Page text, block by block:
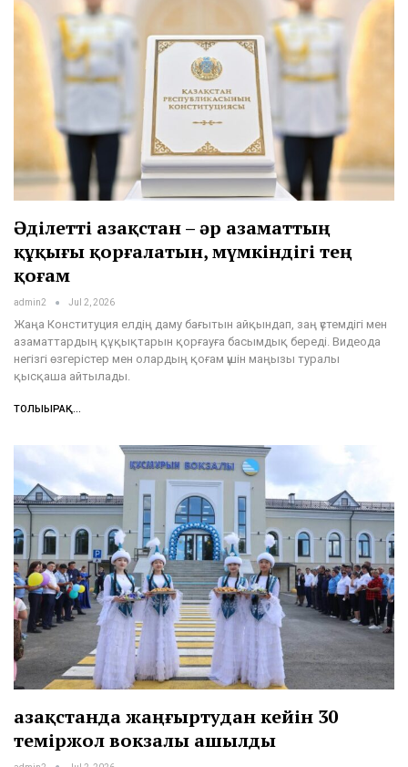
Әділетті Қазақстан – әр азаматтың
құқығы қорғалатын, мүмкіндігі тең
қоғам
admin2 Jul 2, 2026
Жаңа Конституция елдің даму бағытын айқындап, заң үстемдігі мен
азаматтардың құқықтарын қорғауға басымдық береді. Видеода
негізгі өзгерістер мен олардың қоғам үшін маңызы туралы
қысқаша айтылады.
ТОЛЫҒЫРАҚ...
Қазақстанда жаңғыртудан кейін 30
теміржол вокзалы ашылды